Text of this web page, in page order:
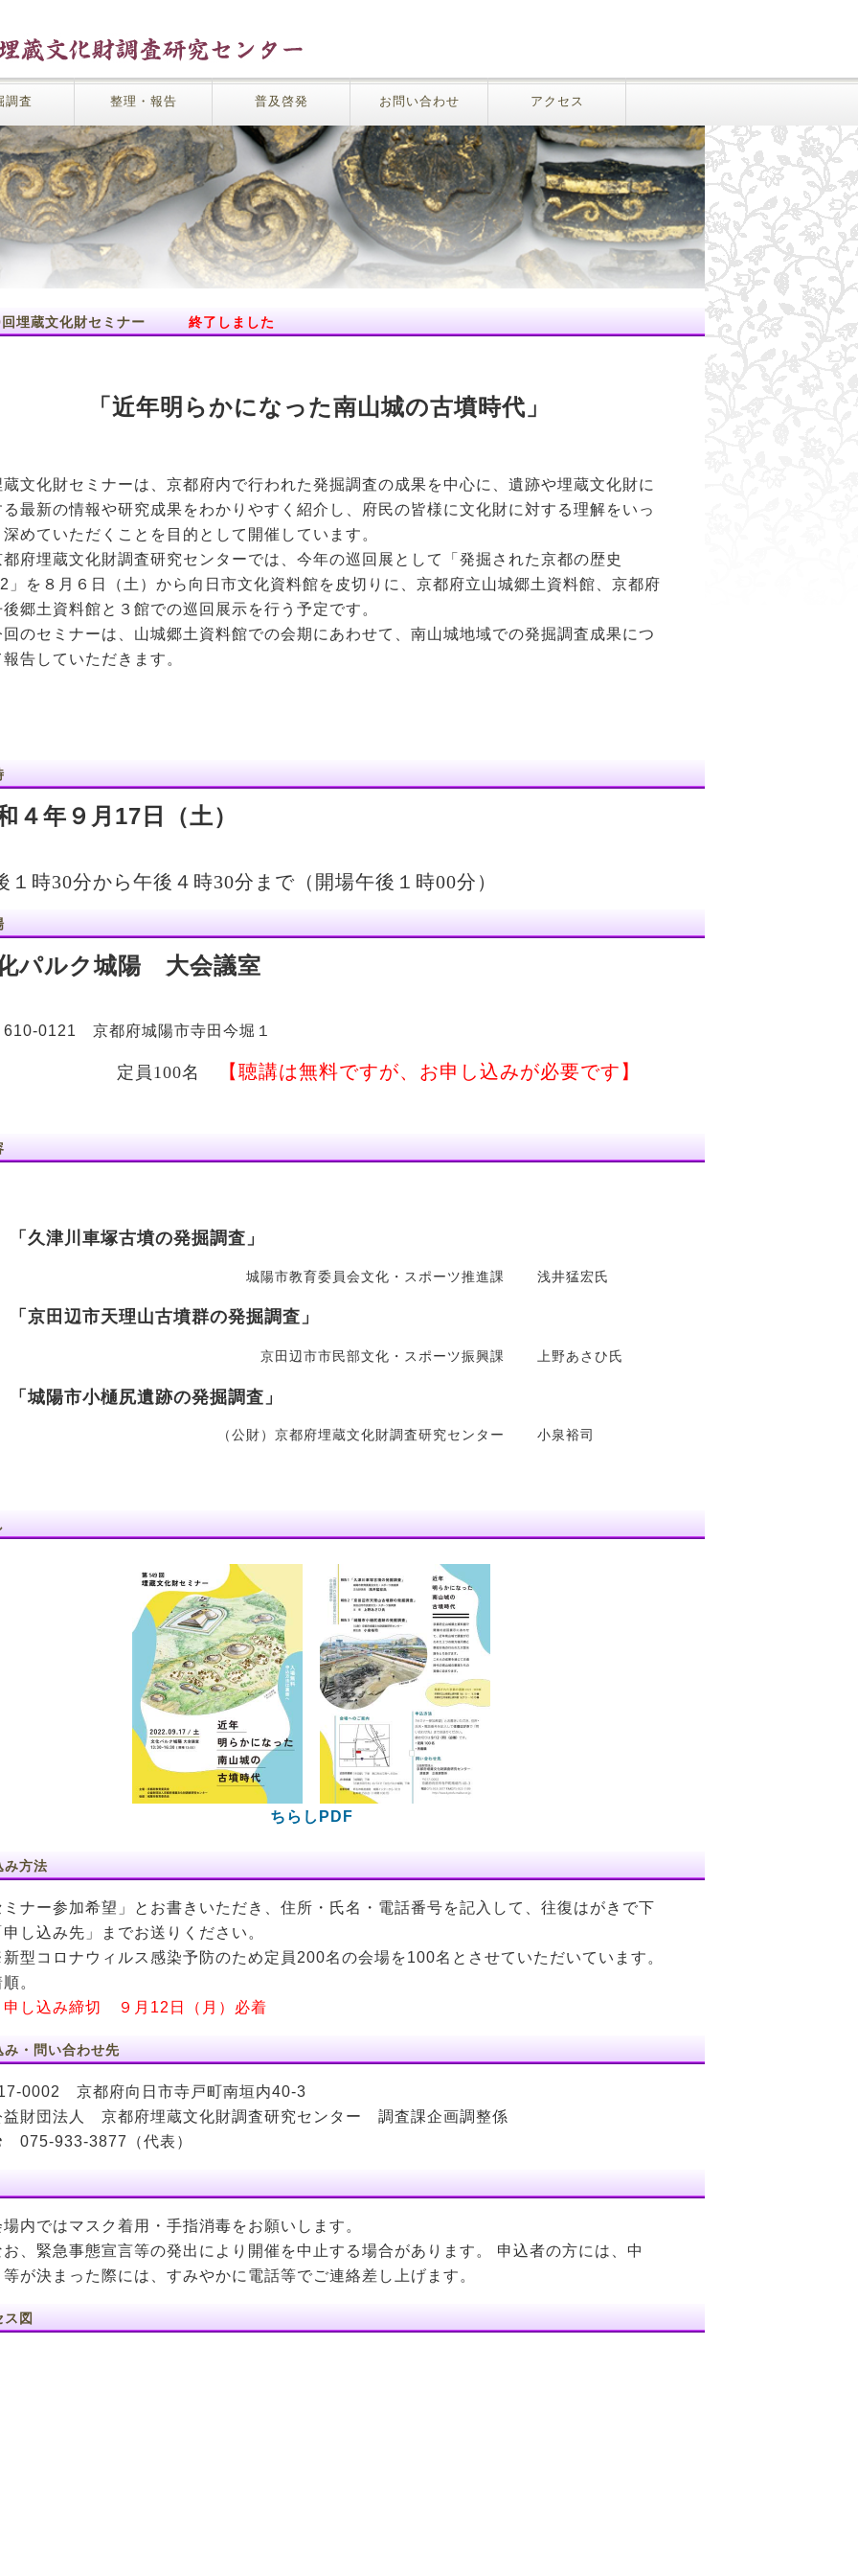
調査 整理・報告 普及啓発 お問い合わせ アクセス
回埋蔵文化財セミナー 終了しました
「近年明らかになった南山城の古墳時代」
文化財セミナーは、京都府内で行われた発掘調査の成果を中心に、遺跡や埋蔵文化財に
る最新の情報や研究成果をわかりやすく紹介し、府民の皆様に文化財に対する理解をいっ
深めていただくことを目的として開催しています。
府埋蔵文化財調査研究センターでは、今年の巡回展として「発掘された京都の歴史
」を８月６日（土）から向日市文化資料館を皮切りに、京都府立山城郷土資料館、京都府
後郷土資料館と３館での巡回展示を行う予定です。
のセミナーは、山城郷土資料館での会期にあわせて、南山城地域での発掘調査成果につ
報告していただきます。
４年９月17日（土）
１時30分から午後４時30分まで（開場午後１時00分）
パルク城陽 大会議室
0121 京都府城陽市寺田今堀１
員100名 【聴講は無料ですが、お申し込みが必要です】
「久津川車塚古墳の発掘調査」
城陽市教育委員会文化・スポーツ推進課 浅井猛宏氏
「京田辺市天理山古墳群の発掘調査」
京田辺市市民部文化・スポーツ振興課 上野あさひ氏
「城陽市小樋尻遺跡の発掘調査」
（公財）京都府埋蔵文化財調査研究センター 小泉裕司
ちらしPDF
み方法
ミナー参加希望」とお書きいただき、住所・氏名・電話番号を記入して、往復はがきで下
し込み先」までお送りください。
型コロナウィルス感染予防のため定員200名の会場を100名とさせていただいています。
。
込み締切 ９月12日（月）必着
み・問い合わせ先
0002 京都府向日市寺戸町南垣内40-3
財団法人 京都府埋蔵文化財調査研究センター 調査課企画調整係
933-3877（代表）
内ではマスク着用・手指消毒をお願いします。
、緊急事態宣言等の発出により開催を中止する場合があります。 申込者の方には、中
が決まった際には、すみやかに電話等でご連絡差し上げます。
ス図